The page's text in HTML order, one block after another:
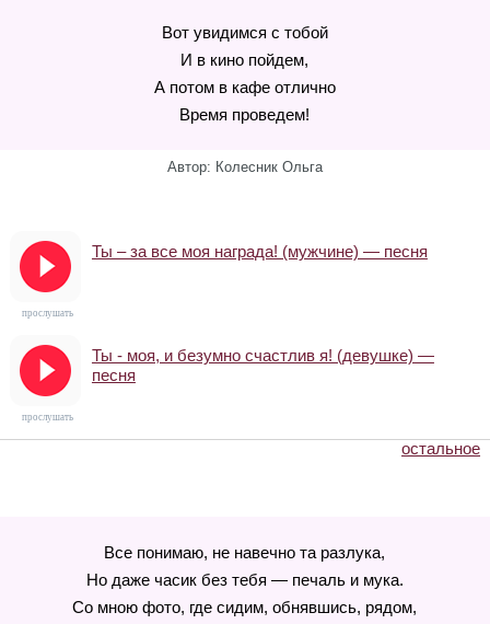
Вот увидимся с тобой
И в кино пойдем,
А потом в кафе отлично
Время проведем!
Автор: Колесник Ольга
Ты – за все моя награда! (мужчине) — песня
прослушать
Ты - моя, и безумно счастлив я! (девушке) —
песня
прослушать
остальное
Все понимаю, не навечно та разлука,
Но даже часик без тебя — печаль и мука.
Со мною фото, где сидим, обнявшись, рядом,